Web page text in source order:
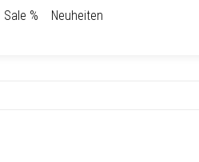
Sale % Neuheiten